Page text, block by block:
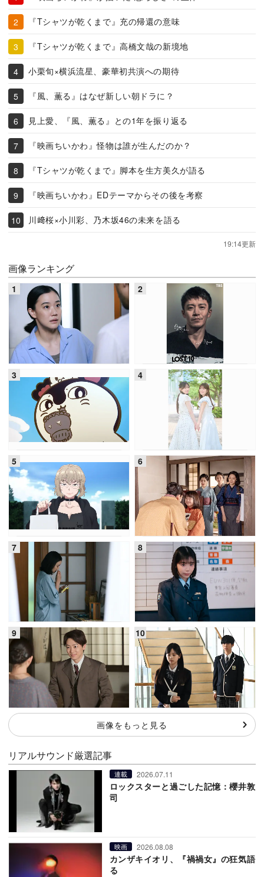
『Tシャツが乾くまで』充の帰還の意味
『Tシャツが乾くまで』高橋文哉の新境地
小栗旬×横浜流星、豪華初共演への期待
『風、薫る』はなぜ新しい朝ドラに？
見上愛、『風、薫る』との1年を振り返る
『映画ちいかわ』怪物は誰が生んだのか？
『Tシャツが乾くまで』脚本を生方美久が語る
『映画ちいかわ』EDテーマからその後を考察
川﨑桜×小川彩、乃木坂46の未来を語る
19:14更新
画像ランキング
画像をもっと見る
リアルサウンド厳選記事
連載 2026.07.11
ロックスターと過ごした記憶：櫻井敦
司
映画 2026.08.08
カンザキイオリ、『禍禍女』の狂気語
る